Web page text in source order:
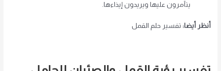
يتآمرون عليها ويريدون إيذاءها.
أنظر أيضا: تفسير حلم القمل